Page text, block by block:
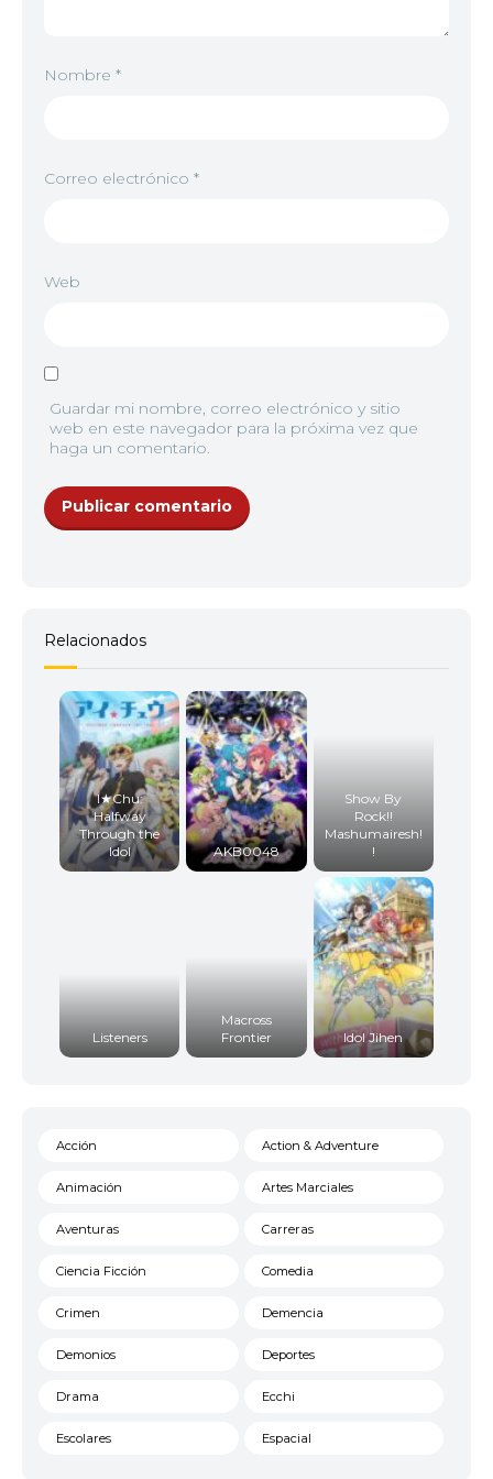
<img src="//image.tmdb.org/t/p/w92/
8
12 <img src="//image.tmdb.org/t/p/w92/
13 <img src="//image.tmdb.org/t/p/w92/
Nombre *
Correo electrónico *
Web
Guardar mi nombre, correo electrónico y sitio
web en este navegador para la próxima vez que
haga un comentario.
Relacionados
I★Chu:
Halfway
Through the
Idol
AKB0048
Show By
Rock!!
Mashumairesh!
!
Listeners
Macross
Frontier
Idol Jihen
Acción Action & Adventure
Animación Artes Marciales
Aventuras Carreras
Ciencia Ficción Comedia
Crimen Demencia
Demonios Deportes
Drama Ecchi
Escolares Espacial